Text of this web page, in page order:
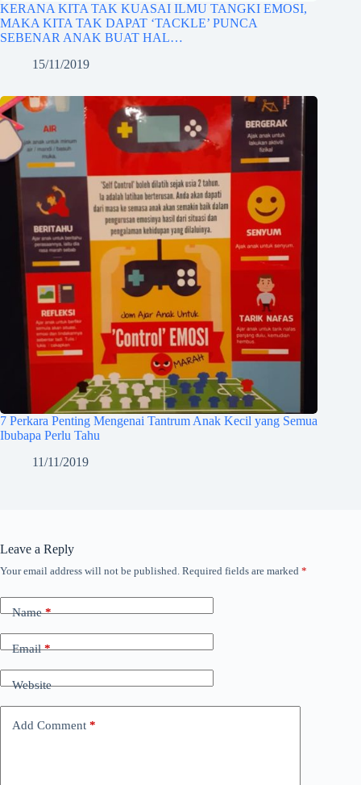
KERANA KITA TAK KUASAI ILMU TANGKI EMOSI,
MAKA KITA TAK DAPAT ‘TACKLE’ PUNCA
SEBENAR ANAK BUAT HAL…
15/11/2019
7 Perkara Penting Mengenai Tantrum Anak Kecil yang Semua
Ibubapa Perlu Tahu
11/11/2019
Leave a Reply
Your email address will not be published. Required fields are marked *
Name*
Email*
Website
Add Comment *